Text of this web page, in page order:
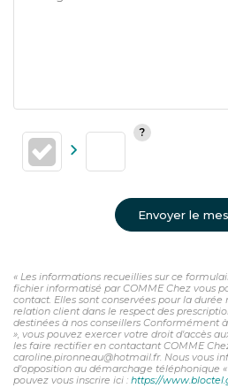
Envoyer le
« Les informations recueillies sur ce
fichier informatisé par COMME Chez vous
contact. Elles sont conservées pour la
relation client dans le respect des
destinées à nos conseillers Conformément
», vous pouvez exercer votre droit d'accès
les faire rectifier en contactant COMME
caroline.pironneau@hotmail.fr. Nous vous
d'opposition au démarchage téléphonique
pouvez vous inscrire ici : https://